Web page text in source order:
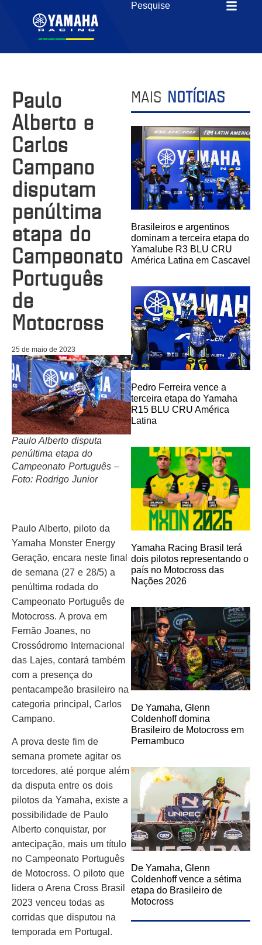
Paulo
Alberto e
Carlos
Campano
disputam
penúltima
etapa do
Campeonato
Português
de
Motocross
25 de maio de 2023
Paulo Alberto disputa
penúltima etapa do
Campeonato Português –
Foto: Rodrigo Junior
Paulo Alberto, piloto da
Yamaha Monster Energy
Geração, encara neste final
de semana (27 e 28/5) a
penúltima rodada do
Campeonato Português de
Motocross. A prova em
Fernão Joanes, no
Crossódromo Internacional
das Lajes, contará também
com a presença do
pentacampeão brasileiro na
categoria principal, Carlos
Campano.
A prova deste fim de
semana promete agitar os
torcedores, até porque além
da disputa entre os dois
pilotos da Yamaha, existe a
possibilidade de Paulo
Alberto conquistar, por
antecipação, mais um título
no Campeonato Português
de Motocross. O piloto que
lidera o Arena Cross Brasil
2023 venceu todas as
corridas que disputou na
temporada em Portugal.
MAIS NOTÍCIAS
Brasileiros e argentinos
dominam a terceira etapa do
Yamalube R3 BLU CRU
América Latina em Cascavel
Pedro Ferreira vence a
terceira etapa do Yamaha
R15 BLU CRU América
Latina
Yamaha Racing Brasil terá
dois pilotos representando o
país no Motocross das
Nações 2026
De Yamaha, Glenn
Coldenhoff domina
Brasileiro de Motocross em
Pernambuco
De Yamaha, Glenn
Coldenhoff vence a sétima
etapa do Brasileiro de
Motocross